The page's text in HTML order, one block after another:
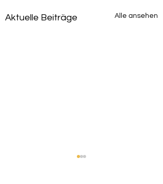
Aktuelle Beiträge Alle ansehen